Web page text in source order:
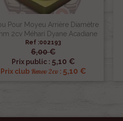
Pour Moyeu Arrière Diamètre
2cv Méhari Dyane Acadiane
Ref :002193
6,00 €
Prix public : 5,10 €
Prix club Renov 2cv: 5,10 €
 Aperçu rapide